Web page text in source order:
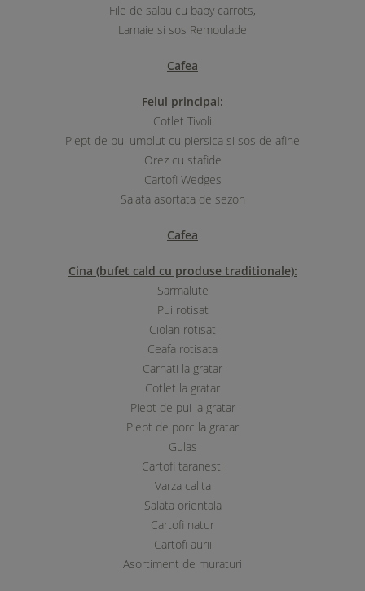
File de salau cu baby carrots,
Lamaie si sos Remoulade
Cafea
Felul principal:
Cotlet Tivoli
Piept de pui umplut cu piersica si sos de afine
Orez cu stafide
Cartofi Wedges
Salata asortata de sezon
Cafea
Cina (bufet cald cu produse traditionale):
Sarmalute
Pui rotisat
Ciolan rotisat
Ceafa rotisata
Carnati la gratar
Cotlet la gratar
Piept de pui la gratar
Piept de porc la gratar
Gulas
Cartofi taranesti
Varza calita
Salata orientala
Cartofi natur
Cartofi aurii
Asortiment de muraturi